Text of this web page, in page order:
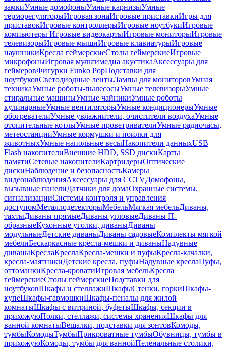
замкиУмные домофоныУмные карнизыУмные
терморегуляторыИгровая зонаИгровые приставкиИгры для
приставокИгровые контроллерыИгровые ноутбукиИгровые
компьютеры Игровые видеокартыИгровые мониторыИгровые
телевизорыИгровые мышиИгровые клавиатурыИгровые
наушникиКресла геймерскиеСтолы геймерскиеИгровые
микрофоныИгровая мультимедиа акустикаАксессуары для
геймеровФигурки Funko PopПодставки для
ноутбуковСветодиодные лентыЛампы для мониторовУмная
техникаУмные роботы-пылесосыУмные телевизорыУмные
стиральные машиныУмные чайникиУмные роботы
кулинарныеУмные вентиляторыУмные кондиционерыУмные
обогревателиУмные увлажнители, очистители воздухаУмные
отопительные котлыУмные проветривателиУмные радиочасы,
метеостанцииУмные кормушки и поилки для
животныхУмные напольные весыНакопители данныхUSB
Flash накопителиВнешние HDD, SSD дискиКарты
памятиСетевые накопителиКартридерыОптические
дискиНаблюдение и безопасностьКамеры
видеонаблюденияАксессуары для CCTVДомофоны,
вызывные панелиДатчики для домаОхранные системы,
сигнализацииСистемы контроля и управления
доступомМеталлодетекторыМебельМягкая мебельДиваны,
тахтыДиваны прямыеДиваны угловыеДиваны П-
образныеКухонные уголки, диваныДиваны
модульныеДетские диваныДиваны садовыеКомплекты мягкой
мебелиБескаркасные кресла-мешки и диваныНадувные
диваныКреслаКреслаКресла-мешки и пуфыКресла-качалки,
кресла-маятникиДетские кресла, пуфыНадувные креслаПуфы,
оттоманкиКресла-кроватиИгровая мебельКресла
геймерскиеСтолы геймерскиеПодставки для
ноутбуковШкафы и стеллажиШкафыСтенки, горкиШкафы-
купеШкафы-гармошкиШкафы-пеналы для жилой
комнатыШкафы с витриной, буфетыШкафы, секции в
прихожуюПолки, стеллажи, системы храненияШкафы для
ванной комнатыВешалки, подставки для зонтовКомоды,
тумбыКомодыТумбыПрикроватные тумбыОбувницы, тумбы в
прихожуюКомоды, тумбы для ваннойПеленальные столики,